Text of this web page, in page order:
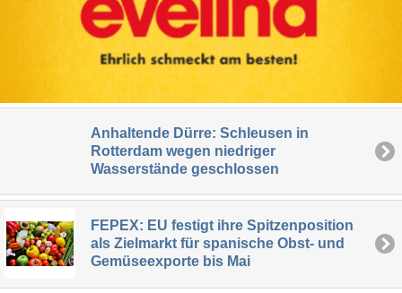
Anhaltende Dürre: Schleusen in
Rotterdam wegen niedriger
Wasserstände geschlossen
FEPEX: EU festigt ihre Spitzenposition
als Zielmarkt für spanische Obst- und
Gemüseexporte bis Mai